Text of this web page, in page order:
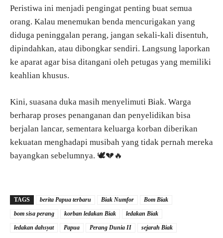
Peristiwa ini menjadi pengingat penting buat semua
orang. Kalau menemukan benda mencurigakan yang
diduga peninggalan perang, jangan sekali-kali disentuh,
dipindahkan, atau dibongkar sendiri. Langsung laporkan
ke aparat agar bisa ditangani oleh petugas yang memiliki
keahlian khusus.
Kini, suasana duka masih menyelimuti Biak. Warga
berharap proses penanganan dan penyelidikan bisa
berjalan lancar, sementara keluarga korban diberikan
kekuatan menghadapi musibah yang tidak pernah mereka
bayangkan sebelumnya. 🕊️💔🔥
TAGS berita Papua terbaru Biak Numfor
Bom Biak
bom sisa perang
korban ledakan Biak
ledakan Biak
ledakan dahsyat
Papua Perang Dunia II sejarah Biak